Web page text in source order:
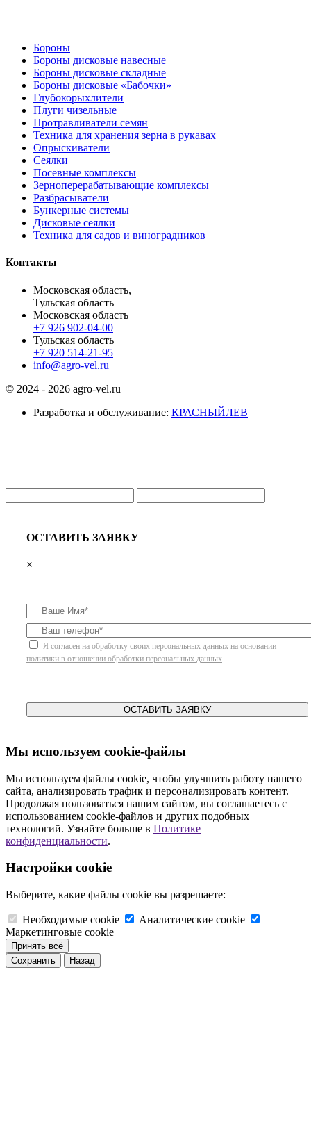
Бороны
Бороны дисковые навесные
Бороны дисковые складные
Бороны дисковые «Бабочки»
Глубокорыхлители
Плуги чизельные
Протравливатели семян
Техника для хранения зерна в рукавах
Опрыскиватели
Сеялки
Посевные комплексы
Зерноперерабатывающие комплексы
Разбрасыватели
Бункерные системы
Дисковые сеялки
Техника для садов и виноградников
Контакты
Московская область,
Тульская область
Московская область
+7 926 902-04-00
Тульская область
+7 920 514-21-95
info@agro-vel.ru
© 2024 - 2026 agro-vel.ru
Разработка и обслуживание: КРАСНЫЙЛЕВ
ОСТАВИТЬ ЗАЯВКУ
×
Я согласен на обработку своих персональных данных на основании
политики в отношении обработки персональных данных
ОСТАВИТЬ ЗАЯВКУ
Мы используем cookie-файлы
Мы используем файлы cookie, чтобы улучшить работу нашего
сайта, анализировать трафик и персонализировать контент.
Продолжая пользоваться нашим сайтом, вы соглашаетесь с
использованием cookie-файлов и других подобных
технологий. Узнайте больше в Политике
конфиденциальности.
Настройки cookie
Выберите, какие файлы cookie вы разрешаете:
Необходимые cookie
Аналитические cookie
Маркетинговые cookie
Принять всё
Сохранить
Назад